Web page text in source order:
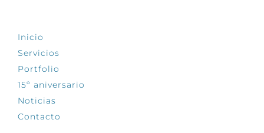
Inicio
Servicios
Portfolio
15º aniversario
Noticias
Contacto